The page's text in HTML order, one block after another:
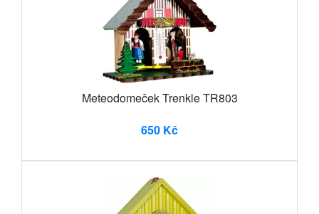
Meteodomeček Trenkle TR803
650 Kč